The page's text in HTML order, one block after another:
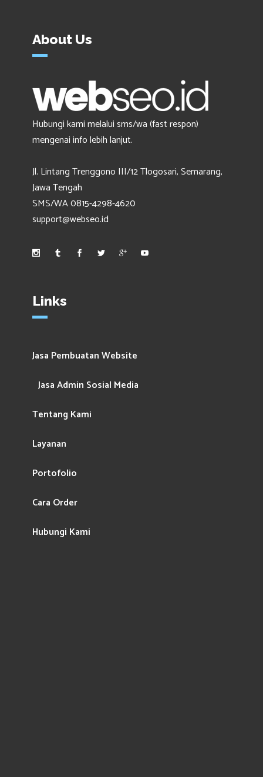
About Us
Hubungi kami melalui sms/wa (fast respon)
mengenai info lebih lanjut.
Jl. Lintang Trenggono III/12 Tlogosari, Semarang,
Jawa Tengah
SMS/WA 0815-4298-4620
support@webseo.id
Links
Jasa Pembuatan Website
Jasa Admin Sosial Media
Tentang Kami
Layanan
Portofolio
Cara Order
Hubungi Kami